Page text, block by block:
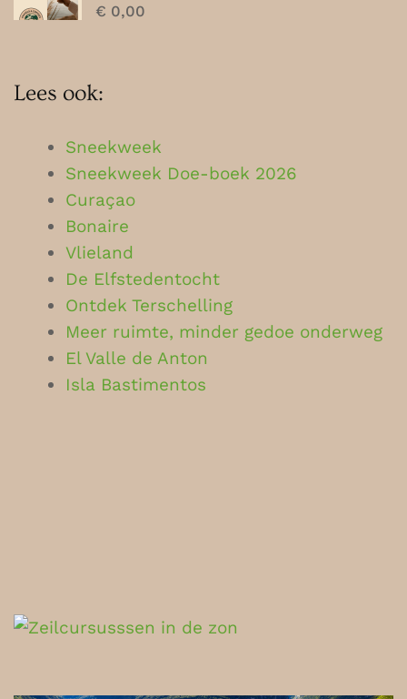
€ 0,00
Lees ook:
Sneekweek
Sneekweek Doe-boek 2026
Curaçao
Bonaire
Vlieland
De Elfstedentocht
Ontdek Terschelling
Meer ruimte, minder gedoe onderweg
El Valle de Anton
Isla Bastimentos